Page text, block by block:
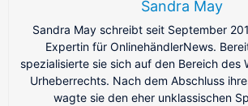
Sandra May
Sandra May schreibt seit September
Expertin für OnlinehändlerNews.
spezialisierte sie sich auf den Bereich des
Urheberrechts. Nach dem Abschluss
wagte sie den eher unklassischen